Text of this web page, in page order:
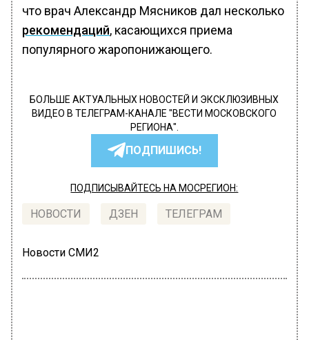
что врач Александр Мясников дал несколько
рекомендаций, касающихся приема
популярного жаропонижающего.
БОЛЬШЕ АКТУАЛЬНЫХ НОВОСТЕЙ И ЭКСКЛЮЗИВНЫХ
ВИДЕО В ТЕЛЕГРАМ-КАНАЛЕ "ВЕСТИ МОСКОВСКОГО
РЕГИОНА".
ПОДПИШИСЬ!
ПОДПИСЫВАЙТЕСЬ НА МОСРЕГИОН:
НОВОСТИ ДЗЕН ТЕЛЕГРАМ
Новости СМИ2